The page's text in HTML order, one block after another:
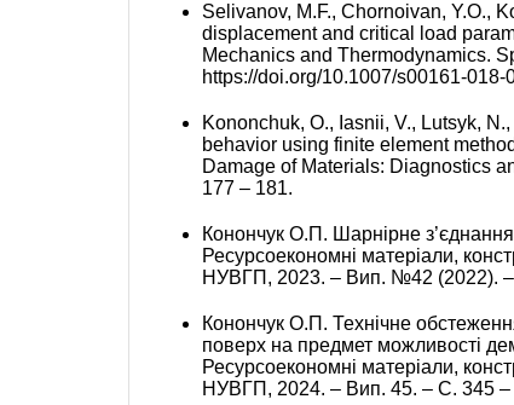
Selivanov, M.F., Chornoivan, Y.O.,
displacement and critical load
Mechanics and Thermodynamics.
https://doi.org/10.1007/s00161-018-
Kononchuk, O., Iasnii, V., Lutsyk,
behavior using finite element
Damage of Materials: Diagnostics
177 – 181.
Конончук О.П. Шарнірне
Ресурсоекономні матеріали,
НУВГП, 2023. – Вип. №42 (2022).
Конончук О.П. Технічне
поверх на предмет можливості
Ресурсоекономні матеріали,
НУВГП, 2024. – Вип. 45. – С. 345 –